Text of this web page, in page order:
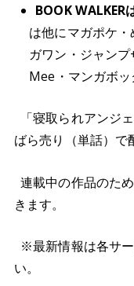
BOOK WALKER
は他にマガポケ
ガワン・ジャン
Mee・マンガボッ
「寝取られアンジ
ばら売り（単話）で
連載中の作品のた
きます。
※最新情報は各サ
い。